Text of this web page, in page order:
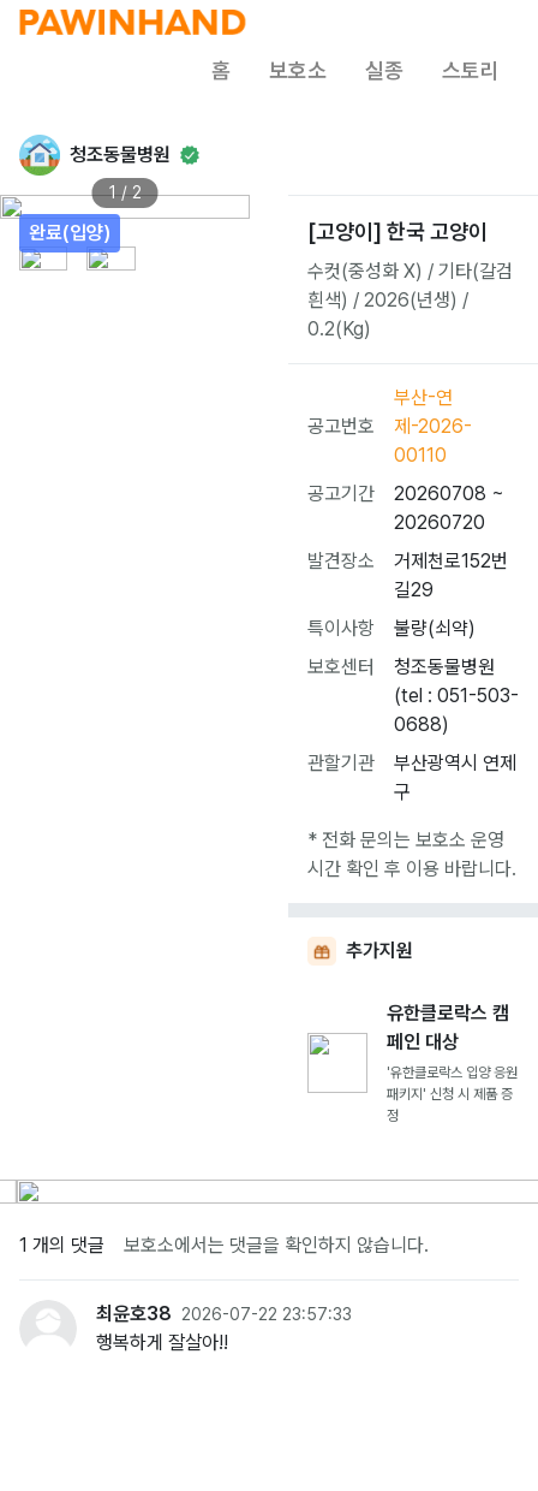
홈 보호소 실종 스토리
청조동물병원
완료(입양)
1 / 2
[고양이] 한국 고양이
수컷(중성화 X) / 기타(갈검
흰색) / 2026(년생) /
0.2(Kg)
공고번호
부산-연
제-2026-
00110
공고기간
20260708 ~
20260720
발견장소
거제천로152번
길29
특이사항
불량(쇠약)
보호센터
청조동물병원
(tel : 051-503-
0688)
관할기관
부산광역시 연제
구
* 전화 문의는 보호소 운영
시간 확인 후 이용 바랍니다.
추가지원
유한클로락스 캠
페인 대상
'유한클로락스 입양 응원
패키지' 신청 시 제품 증
정
1 개의 댓글 보호소에서는 댓글을 확인하지 않습니다.
최윤호38 2026-07-22 23:57:33
행복하게 잘살아!!